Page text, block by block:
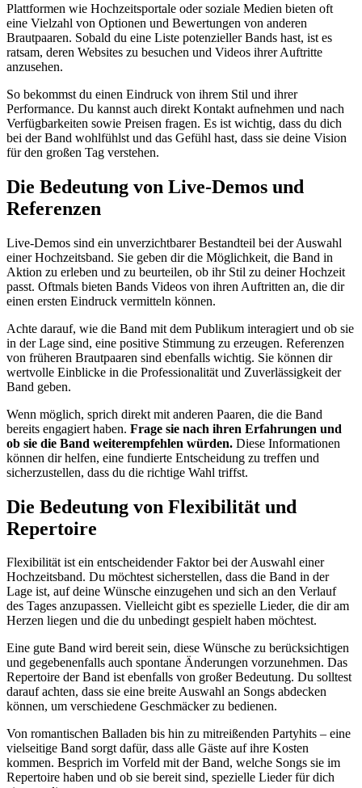
Plattformen wie Hochzeitsportale oder soziale Medien bieten oft
eine Vielzahl von Optionen und Bewertungen von anderen
Brautpaaren. Sobald du eine Liste potenzieller Bands hast, ist es
ratsam, deren Websites zu besuchen und Videos ihrer Auftritte
anzusehen.
So bekommst du einen Eindruck von ihrem Stil und ihrer
Performance. Du kannst auch direkt Kontakt aufnehmen und nach
Verfügbarkeiten sowie Preisen fragen. Es ist wichtig, dass du dich
bei der Band wohlfühlst und das Gefühl hast, dass sie deine Vision
für den großen Tag verstehen.
Die Bedeutung von Live-Demos und
Referenzen
Live-Demos sind ein unverzichtbarer Bestandteil bei der Auswahl
einer Hochzeitsband. Sie geben dir die Möglichkeit, die Band in
Aktion zu erleben und zu beurteilen, ob ihr Stil zu deiner Hochzeit
passt. Oftmals bieten Bands Videos von ihren Auftritten an, die dir
einen ersten Eindruck vermitteln können.
Achte darauf, wie die Band mit dem Publikum interagiert und ob sie
in der Lage sind, eine positive Stimmung zu erzeugen. Referenzen
von früheren Brautpaaren sind ebenfalls wichtig. Sie können dir
wertvolle Einblicke in die Professionalität und Zuverlässigkeit der
Band geben.
Wenn möglich, sprich direkt mit anderen Paaren, die die Band
bereits engagiert haben. Frage sie nach ihren Erfahrungen und
ob sie die Band weiterempfehlen würden. Diese Informationen
können dir helfen, eine fundierte Entscheidung zu treffen und
sicherzustellen, dass du die richtige Wahl triffst.
Die Bedeutung von Flexibilität und
Repertoire
Flexibilität ist ein entscheidender Faktor bei der Auswahl einer
Hochzeitsband. Du möchtest sicherstellen, dass die Band in der
Lage ist, auf deine Wünsche einzugehen und sich an den Verlauf
des Tages anzupassen. Vielleicht gibt es spezielle Lieder, die dir am
Herzen liegen und die du unbedingt gespielt haben möchtest.
Eine gute Band wird bereit sein, diese Wünsche zu berücksichtigen
und gegebenenfalls auch spontane Änderungen vorzunehmen. Das
Repertoire der Band ist ebenfalls von großer Bedeutung. Du solltest
darauf achten, dass sie eine breite Auswahl an Songs abdecken
können, um verschiedene Geschmäcker zu bedienen.
Von romantischen Balladen bis hin zu mitreißenden Partyhits – eine
vielseitige Band sorgt dafür, dass alle Gäste auf ihre Kosten
kommen. Besprich im Vorfeld mit der Band, welche Songs sie im
Repertoire haben und ob sie bereit sind, spezielle Lieder für dich